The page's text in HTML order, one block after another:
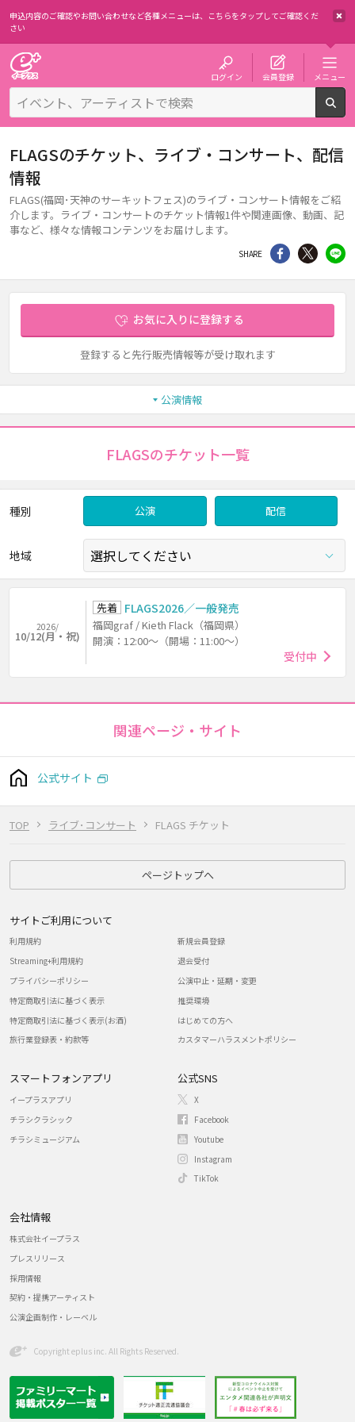
申込内容のご確認やお問い合わせなど各種メニューは、 こちらをタップしてご確認くだ
さい
ログイン 会員登録 メニュー
TOP ライブ･コンサート FLAGS チケット
FLAGSのチケット、ライブ・コンサート、配信
情報
FLAGS(福岡･天神のサーキットフェス)のライブ・コンサート情報をご紹
介します。ライブ・コンサートのチケット情報1件や関連画像、動画、記
事など、様々な情報コンテンツをお届けします。
SHARE シェア Twitter
お気に入りに登録する
登録すると先行販売情報等が受け取れます
公演情報
FLAGSのチケット一覧
種別 公演 配信
地域
2026/
10/12(月・祝)
先着 FLAGS2026／一般発売
福岡graf / Kieth Flack（福岡県）
開演：12:00～（開場：11:00～）
受付中
関連ページ・サイト
公式サイト
ページトップへ
サイトご利用について
利用規約
Streaming+利用規約
プライバシーポリシー
特定商取引法に基づく表示
特定商取引法に基づく表示(お酒)
旅行業登録表・約款等
新規会員登録
退会受付
公演中止・延期・変更
推奨環境
はじめての方へ
カスタマーハラスメントポリシー
スマートフォンアプリ
イープラスアプリ
チラシクラシック
チラシミュージアム
公式SNS
X
Facebook
Youtube
Instagram
TikTok
会社情報
株式会社イープラス
プレスリリース
採用情報
契約・提携アーティスト
公演企画制作・レーベル
Copyright eplus inc. All Rights Reserved.